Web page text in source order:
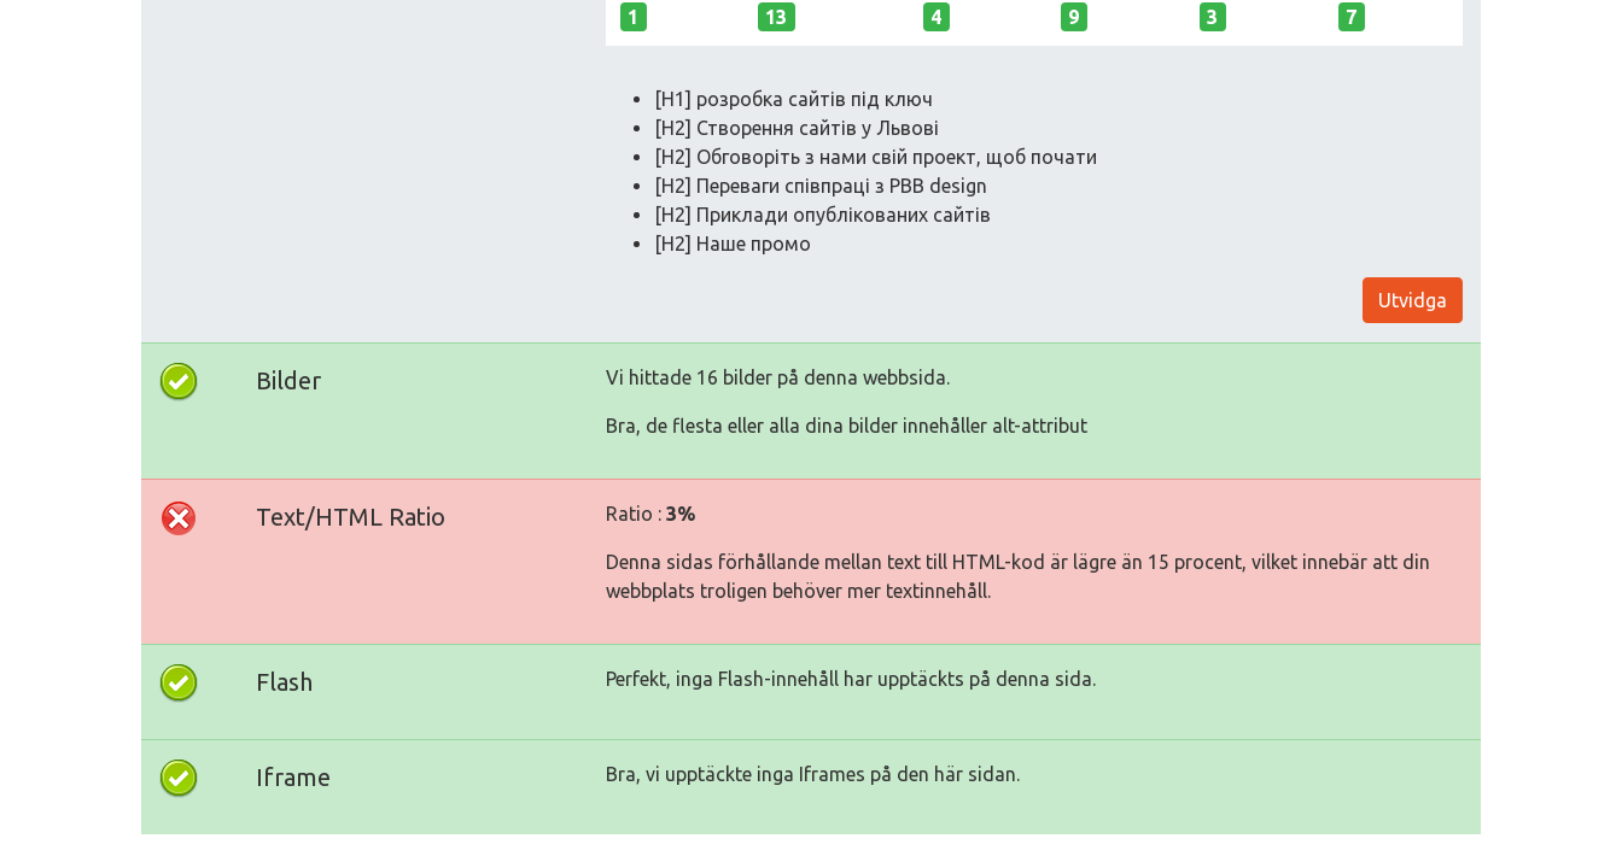
1 13 4 9 3 7
[H1] розробка сайтів під ключ
[H2] Створення сайтів у Львові
[H2] Обговоріть з нами свій проект, щоб почати
[H2] Переваги співпраці з PBB design
[H2] Приклади опублікованих сайтів
[H2] Наше промо
Utvidga
Bilder Vi hittade 16 bilder på denna webbsida.
Bra, de flesta eller alla dina bilder innehåller alt-attribut
Text/HTML Ratio Ratio : 3%
Denna sidas förhållande mellan text till HTML-kod är lägre än 15 procent, vilket innebär att din
webbplats troligen behöver mer textinnehåll.
Flash Perfekt, inga Flash-innehåll har upptäckts på denna sida.
Iframe Bra, vi upptäckte inga Iframes på den här sidan.